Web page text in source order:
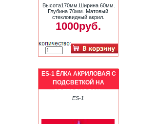
Высота170мм.Ширина 60мм.
Глубина 70мм. Матовый
стекловидный акрил.
1000руб.
ES-1 ЁЛКА АКРИЛОВАЯ С
ПОДСВЕТКОЙ НА
СВЕТОДИОДАХ -
БОЛЬШАЯ
ES-1